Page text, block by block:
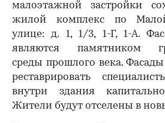
00:00 00:00
малоэтажной застройки
жилой комплекс по
улице: д. 1, 1/3, 1-Г, 1-А.
являются памятником
среды прошлого века.
реставрировать
внутри здания
Жители будут отселены в